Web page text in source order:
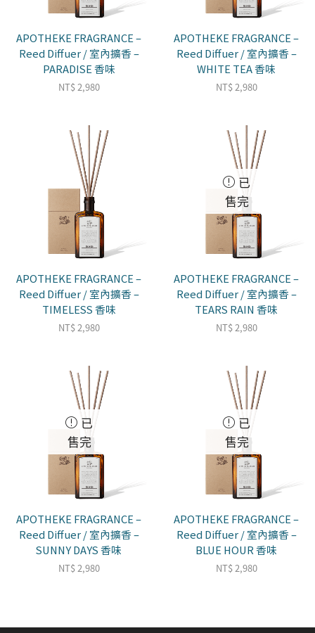
APOTHEKE FRAGRANCE –
Reed Diffuer / 室內擴香 –
PARADISE 香味
NT$2,980
APOTHEKE FRAGRANCE –
Reed Diffuer / 室內擴香 –
WHITE TEA 香味
NT$2,980
APOTHEKE FRAGRANCE –
Reed Diffuer / 室內擴香 –
TIMELESS 香味
NT$2,980
已
售完
APOTHEKE FRAGRANCE –
Reed Diffuer / 室內擴香 –
TEARS RAIN 香味
NT$2,980
已
售完
APOTHEKE FRAGRANCE –
Reed Diffuer / 室內擴香 –
SUNNY DAYS 香味
NT$2,980
已
售完
APOTHEKE FRAGRANCE –
Reed Diffuer / 室內擴香 –
BLUE HOUR 香味
NT$2,980